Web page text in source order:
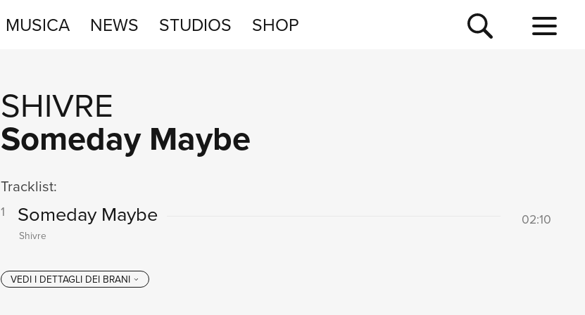
MUSICA NEWS STUDIOS SHOP
SHIVRE
Someday Maybe
Tracklist:
1 Someday Maybe 02:10
Shivre
SHOP